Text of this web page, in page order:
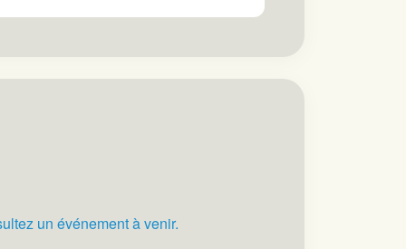
un événement à venir.